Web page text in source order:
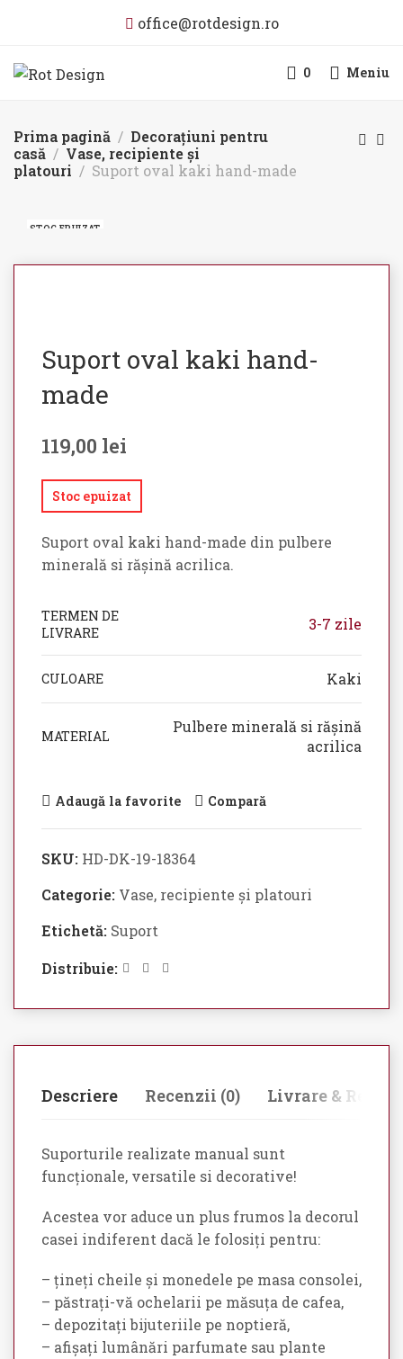
office@rotdesign.ro
0 Meniu
Prima pagină
Decorațiuni pentru
casă
Vase, recipiente și
platouri
Suport oval kaki hand-made
STOC EPUIZAT
Suport oval kaki hand-
made
119,00 lei
Stoc epuizat
Suport oval kaki hand-made din pulbere
minerală si rășină acrilica.
TERMEN DE
LIVRARE
3-7 zile
CULOARE Kaki
MATERIAL
Pulbere minerală si rășină
acrilica
Adaugă la favorite Compară
SKU: HD-DK-19-18364
Categorie: Vase, recipiente și platouri
Etichetă: Suport
Distribuie:
Descriere Recenzii (0) Livrare & Retur
Suporturile realizate manual sunt
funcționale, versatile si decorative!
Acestea vor aduce un plus frumos la decorul
casei indiferent dacă le folosiți pentru:
– țineți cheile și monedele pe masa consolei,
– păstrați-vă ochelarii pe măsuța de cafea,
– depozitați bijuteriile pe noptieră,
– afișați lumânări parfumate sau plante